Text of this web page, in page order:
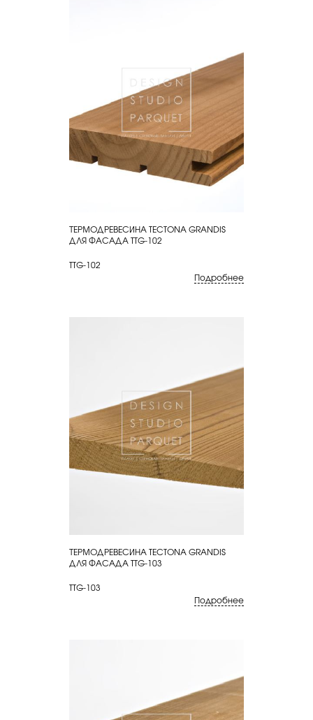
КУПИТЬ
ТЕРМОДРЕВЕСИНА TECTONA GRANDIS
ДЛЯ ФАСАДА TTG-102
TTG-102
Подробнее
КУПИТЬ
ТЕРМОДРЕВЕСИНА TECTONA GRANDIS
ДЛЯ ФАСАДА TTG-103
TTG-103
Подробнее